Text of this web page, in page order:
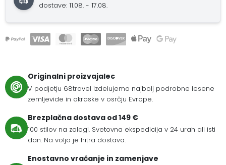
dostave: 11.08. - 17.08.
Originalni proizvajalec
V podjetju 68travel izdelujemo najbolj podrobne lesene
zemljevide in okraske v osrčju Evrope.
Brezplačna dostava od 149 €
100 stilov na zalogi. Svetovna ekspedicija v 24 urah ali isti
dan. Na voljo je hitra dostava.
Enostavno vračanje in zamenjave